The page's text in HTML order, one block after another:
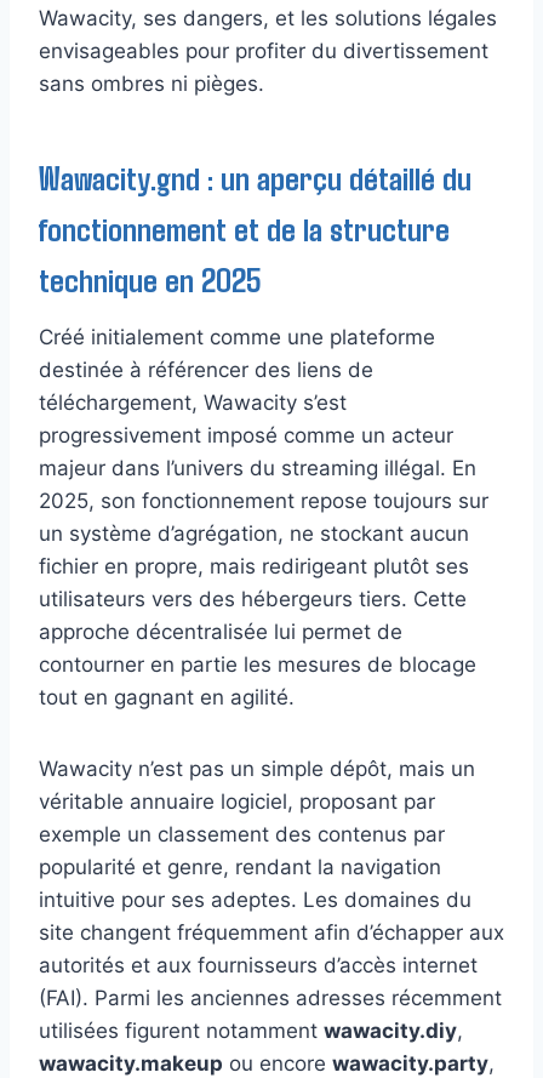
Wawacity, ses dangers, et les solutions légales
envisageables pour profiter du divertissement
sans ombres ni pièges.
Wawacity.gnd : un aperçu détaillé du
fonctionnement et de la structure
technique en 2025
Créé initialement comme une plateforme
destinée à référencer des liens de
téléchargement, Wawacity s’est
progressivement imposé comme un acteur
majeur dans l’univers du streaming illégal. En
2025, son fonctionnement repose toujours sur
un système d’agrégation, ne stockant aucun
fichier en propre, mais redirigeant plutôt ses
utilisateurs vers des hébergeurs tiers. Cette
approche décentralisée lui permet de
contourner en partie les mesures de blocage
tout en gagnant en agilité.
Wawacity n’est pas un simple dépôt, mais un
véritable annuaire logiciel, proposant par
exemple un classement des contenus par
popularité et genre, rendant la navigation
intuitive pour ses adeptes. Les domaines du
site changent fréquemment afin d’échapper aux
autorités et aux fournisseurs d’accès internet
(FAI). Parmi les anciennes adresses récemment
utilisées figurent notamment wawacity.diy,
wawacity.makeup ou encore wawacity.party,